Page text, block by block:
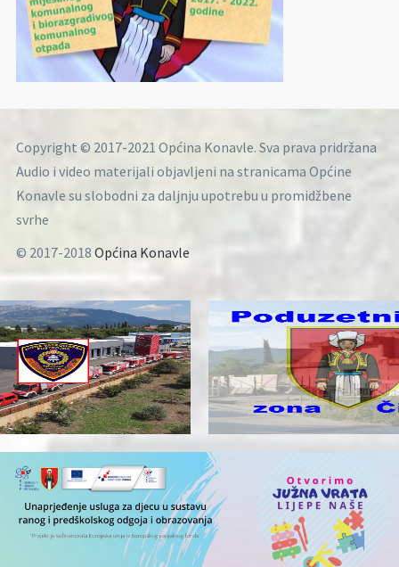
Copyright © 2017-2021 Općina Konavle. Sva prava pridržana
Audio i video materijali objavljeni na stranicama Općine
Konavle su slobodni za daljnju upotrebu u promidžbene
svrhe
© 2017-2018 Općina Konavle